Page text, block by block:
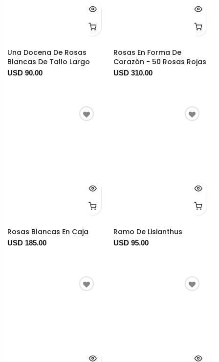
Una Docena De Rosas
Blancas De Tallo Largo
USD 90.00
Rosas En Forma De
Corazón - 50 Rosas Rojas
USD 310.00
Rosas Blancas En Caja
USD 185.00
Ramo De Lisianthus
USD 95.00